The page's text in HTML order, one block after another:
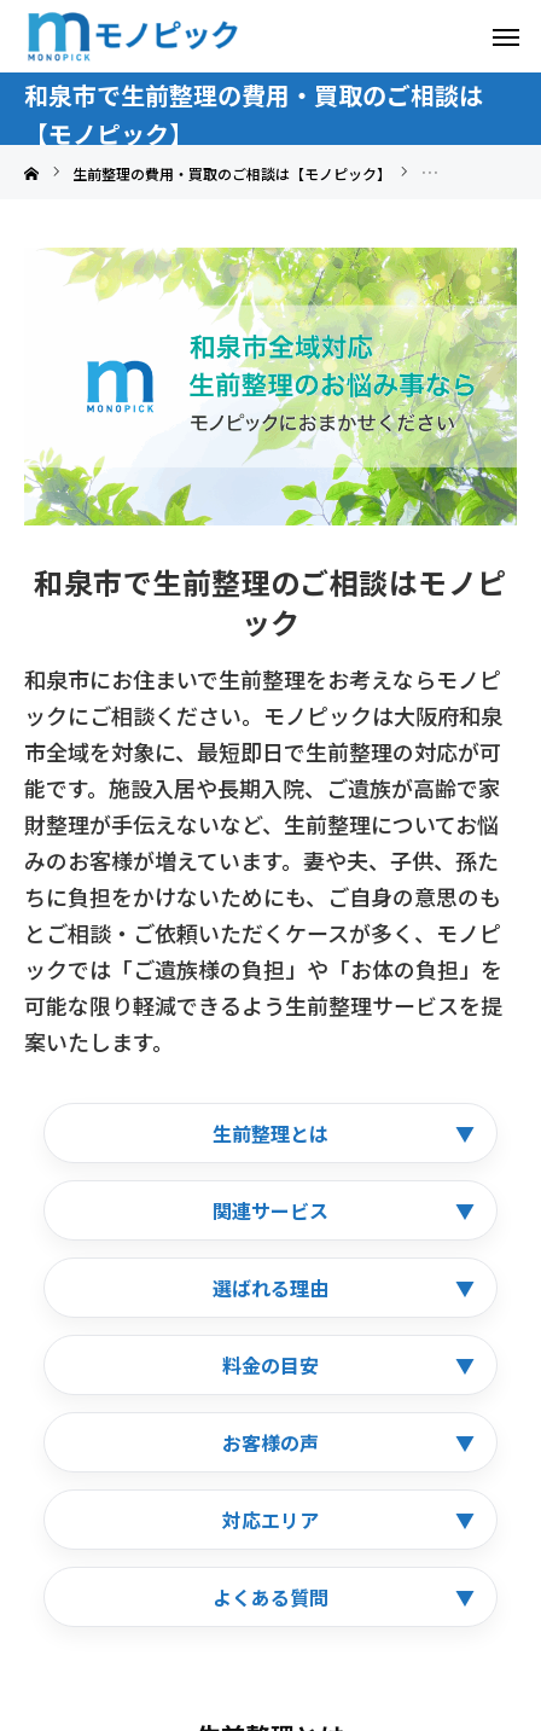
和泉市で生前整理の費用・買取のご相談は
【モノピック】
生前整理の費用・買取のご相談は【モノピック】 大阪府で生前整
和泉市で生前整理のご相談はモノピ
ック
和泉市にお住まいで生前整理をお考えならモノピ
ックにご相談ください。モノピックは大阪府和泉
市全域を対象に、最短即日で生前整理の対応が可
能です。施設入居や長期入院、ご遺族が高齢で家
財整理が手伝えないなど、生前整理についてお悩
みのお客様が増えています。妻や夫、子供、孫た
ちに負担をかけないためにも、ご自身の意思のも
とご相談・ご依頼いただくケースが多く、モノピ
ックでは「ご遺族様の負担」や「お体の負担」を
可能な限り軽減できるよう生前整理サービスを提
案いたします。
生前整理とは ▼
関連サービス ▼
選ばれる理由 ▼
料金の目安 ▼
お客様の声 ▼
対応エリア ▼
よくある質問 ▼